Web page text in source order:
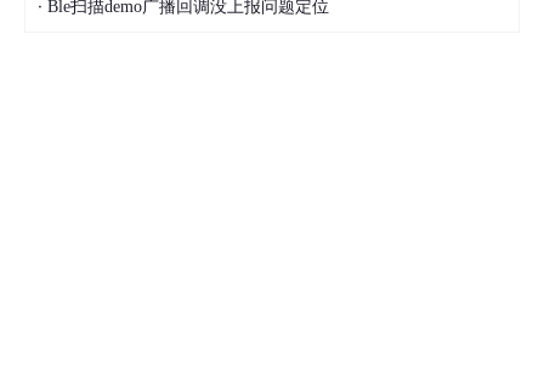
· Ble扫描demo广播回调没上报问题定位